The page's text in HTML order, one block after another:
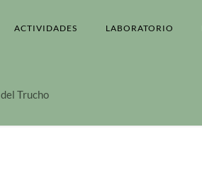
ACTIVIDADES LABORATORIO
Trucho